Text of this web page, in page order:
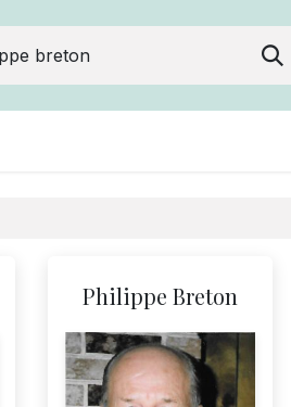
Philippe Breton